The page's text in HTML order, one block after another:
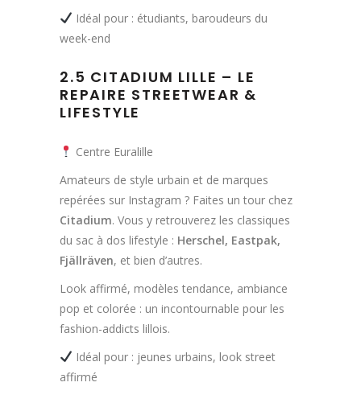
Idéal pour : étudiants, baroudeurs du
week-end
2.5 CITADIUM LILLE – LE
REPAIRE STREETWEAR &
LIFESTYLE
Centre Euralille
Amateurs de style urbain et de marques
repérées sur Instagram ? Faites un tour chez
Citadium. Vous y retrouverez les classiques
du sac à dos lifestyle : Herschel, Eastpak,
Fjällräven, et bien d’autres.
Look affirmé, modèles tendance, ambiance
pop et colorée : un incontournable pour les
fashion-addicts lillois.
Idéal pour : jeunes urbains, look street
affirmé